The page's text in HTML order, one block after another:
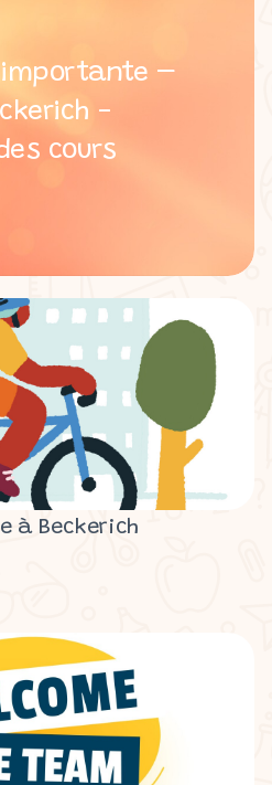
–
-
cours
à Beckerich